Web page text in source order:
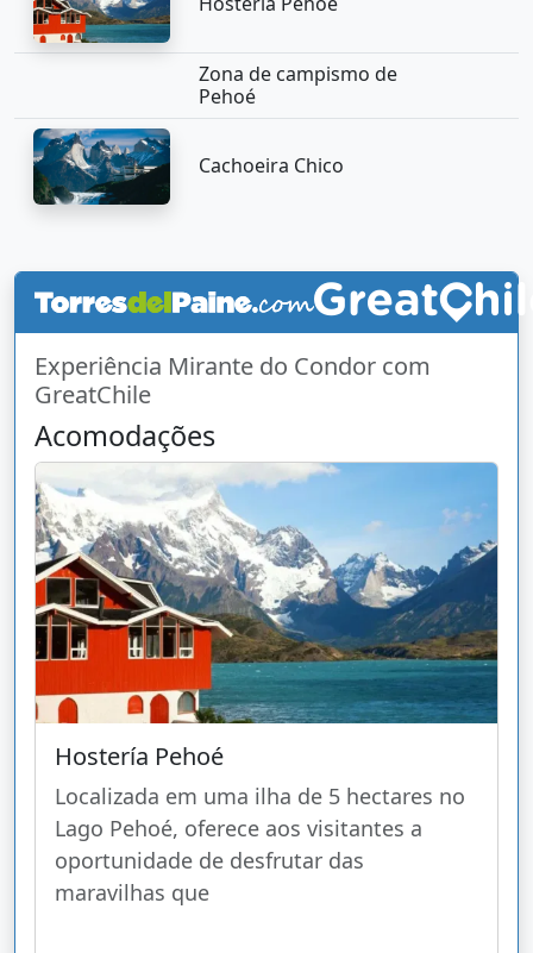
Zona de campismo de
Pehoé
Cachoeira Chico
Experiência Mirante do Condor com
GreatChile
Acomodações
Hostería Pehoé
Localizada em uma ilha de 5 hectares no
Lago Pehoé, oferece aos visitantes a
oportunidade de desfrutar das
maravilhas que